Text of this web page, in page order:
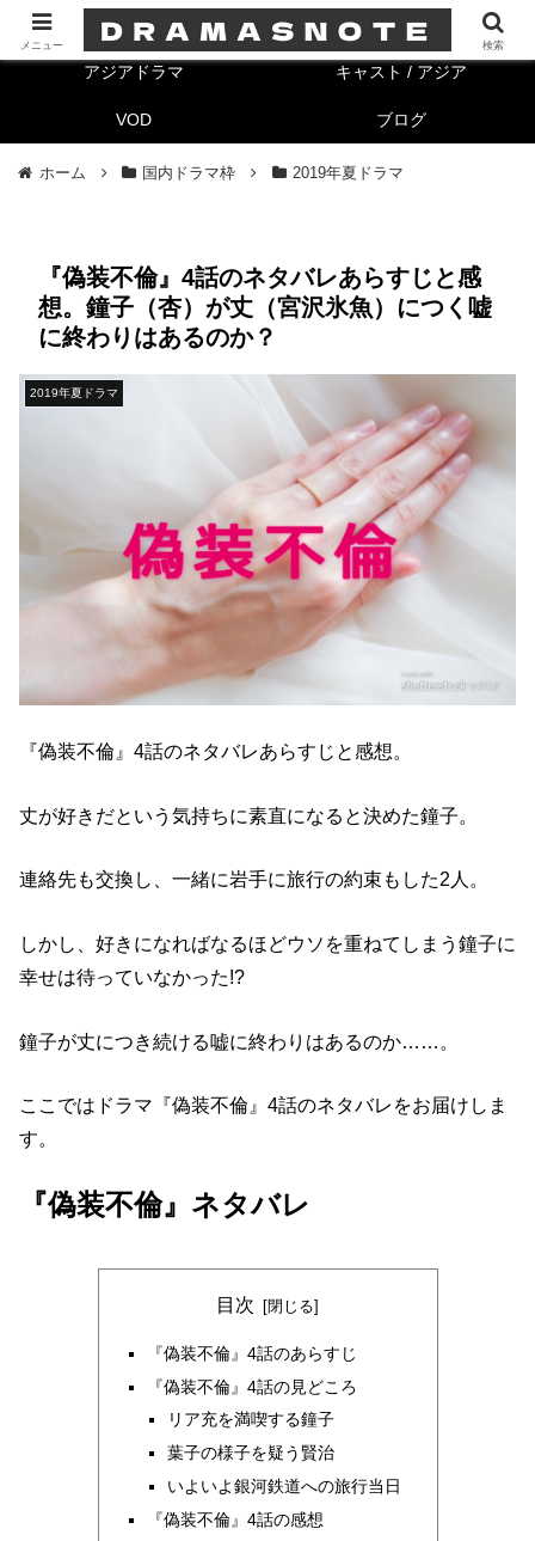
海外ドラマ キャスト/海外
アジアドラマ キャスト / アジア
VOD ブログ
ホーム 国内ドラマ枠 2019年夏ドラマ
『偽装不倫』4話のネタバレあらすじと感
想。鐘子（杏）が丈（宮沢氷魚）につく嘘
に終わりはあるのか？
2019年夏ドラマ
『偽装不倫』4話のネタバレあらすじと感想。
丈が好きだという気持ちに素直になると決めた鐘子。
連絡先も交換し、一緒に岩手に旅行の約束もした2人。
しかし、好きになればなるほどウソを重ねてしまう鐘子に
幸せは待っていなかった!?
鐘子が丈につき続ける嘘に終わりはあるのか……。
ここではドラマ『偽装不倫』4話のネタバレをお届けしま
す。
『偽装不倫』ネタバレ
目次
『偽装不倫』4話のあらすじ
『偽装不倫』4話の見どころ
リア充を満喫する鐘子
葉子の様子を疑う賢治
いよいよ銀河鉄道への旅行当日
『偽装不倫』4話の感想
メニュー 検索